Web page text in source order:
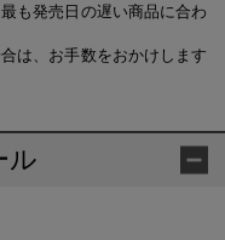
も発売日の遅い商品に合わ
は、お手数をおかけします
ル